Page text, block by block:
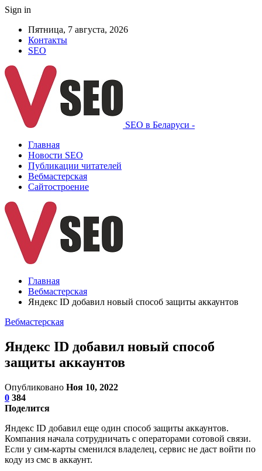
Sign in
Пятница, 7 августа, 2026
Контакты
SEO
SEO в Беларуси -
Главная
Новости SEO
Публикации читателей
Вебмастерская
Сайтостроение
Главная
Вебмастерская
Яндекс ID добавил новый способ защиты аккаунтов
Вебмастерская
Яндекс ID добавил новый способ
защиты аккаунтов
Опубликовано Ноя 10, 2022
0 384
Поделится
Яндекс ID добавил еще один способ защиты аккаунтов.
Компания начала сотрудничать с операторами сотовой связи.
Если у сим-карты сменился владелец, сервис не даст войти по
коду из смс в аккаунт.